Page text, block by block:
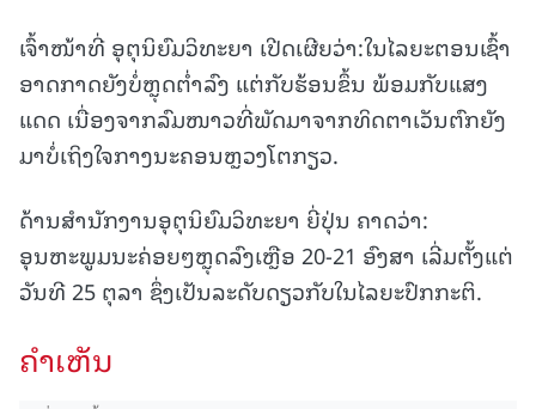
ເຈົ້າໜ້າທີ່ ອຸຕຸນິຍົມວິທະຍາ ເປີດເຜີຍວ່າ:ໃນໄລຍະຕອນເຊົ້າ
ອາດກາດຍັງບໍ່ຫຼຸດຕໍ່າລົງ ແຕ່ກັບຮ້ອນຂຶ້ນ ພ້ອມກັບແສງ
ແດດ ເນື່ອງຈາກລົມໜາວທີ່ພັດມາຈາກທິດຕາເວັນຕົກຍັງ
ມາບໍ່ເຖິງໃຈກາງນະຄອນຫຼວງໂຕກຽວ.
ດ້ານສຳນັກງານອຸຕຸນິຍົມວິທະຍາ ຍີ່ປຸ່ນ ຄາດວ່າ:
ອຸນຫະພູມນະຄ່ອຍໆຫຼຸດລົງເຫຼືອ 20-21 ອົງສາ ເລີ່ມຕັ້ງແຕ່
ວັນທີ 25 ຕຸລາ ຊຶ່ງເປັນລະດັບດຽວກັບໃນໄລຍະປົກກະຕິ.
ຄໍາເຫັນ